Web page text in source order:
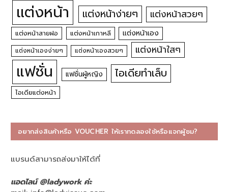
แต่งหน้า แต่งหน้าง่ายๆ แต่งหน้าสวยๆ
แต่งหน้าสายฝอ แต่งหน้าเกาหลี แต่งหน้าเอง
แต่งหน้าเองง่ายๆ แต่งหน้าเองสวยๆ แต่งหน้าใสๆ
แฟชั่น แฟชั่นผู้หญิง ไอเดียทำเล็บ
ไอเดียแต่งหน้า
อยากส่งสินค้าหรือ VOUCHER ให้เราทดลองใช้หรือแจกผู้ชม?
แบรนด์สามารถส่งมาให้ได้ที่
แอดไลน์ @ladywork ค่ะ